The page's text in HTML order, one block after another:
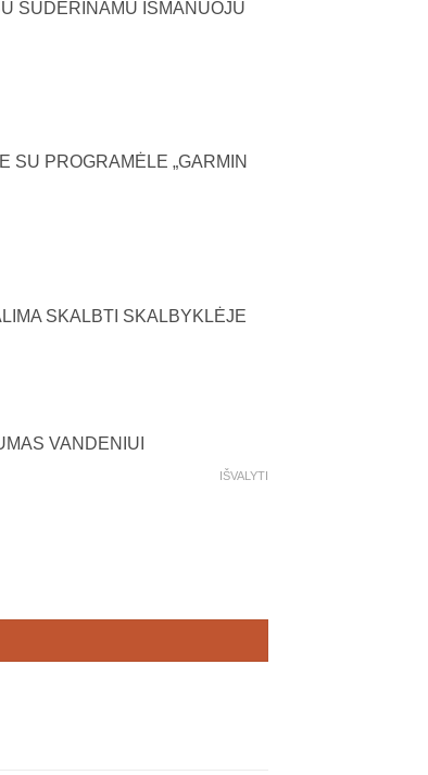
SUDERINAMU IŠMANUOJU
SU PROGRAMĖLE „GARMIN
SKALBTI SKALBYKLĖJE
VANDENIUI
IŠVALYTI